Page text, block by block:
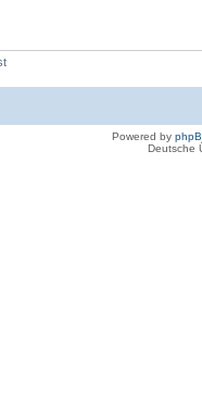
Powered by
Deutsche